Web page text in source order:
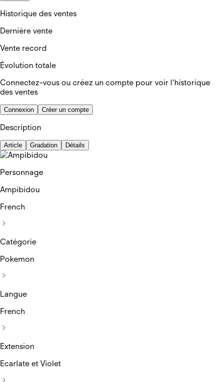
Historique des ventes
Dernière vente
Vente record
Évolution totale
Connectez-vous ou créez un compte pour voir l'historique
des ventes
Connexion Créer un compte
Description
Article Gradation Détails
Personnage
Ampibidou
French
Catégorie
Pokemon
Langue
French
Extension
Ecarlate et Violet